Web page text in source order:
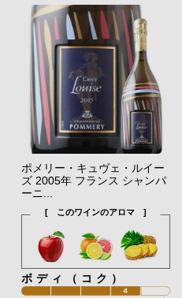
ポメリー・キュヴェ・ルイー
ズ 2005年 フランス シャンパ
ーニ...
[ このワインのアロマ ]
ボディ（コク）